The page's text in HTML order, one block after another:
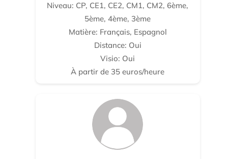
Niveau: CP, CE1, CE2, CM1, CM2, 6ème,
5ème, 4ème, 3ème
Matière: Français, Espagnol
Distance: Oui
Visio: Oui
À partir de 35 euros/heure